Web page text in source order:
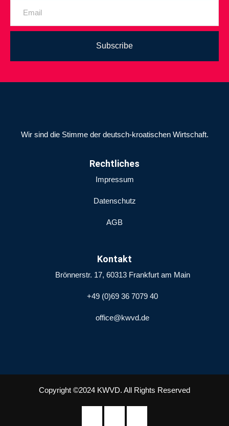
Subscribe
Wir sind die Stimme der deutsch-kroatischen Wirtschaft.
Rechtliches
Impressum
Datenschutz
AGB
Kontakt
Brönnerstr. 17, 60313 Frankfurt am Main
+49 (0)69 36 7079 40
office@kwvd.de
Copyright ©2024 KWVD. All Rights Reserved